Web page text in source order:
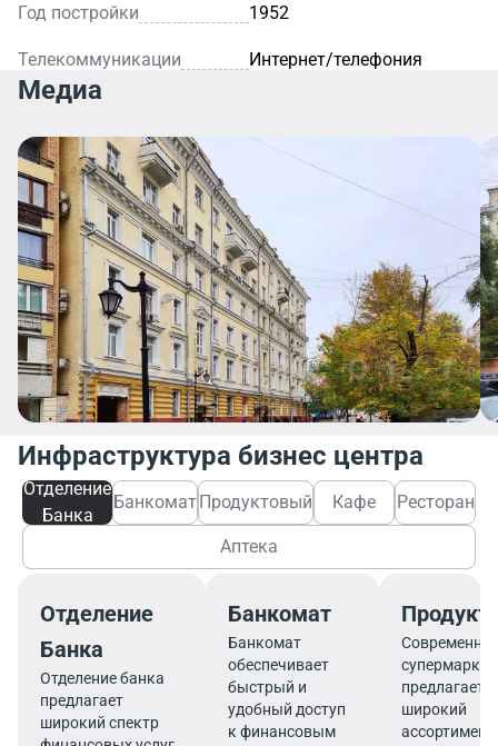
Год постройки 1952
Телекоммуникации Интернет/телефония
Медиа
Инфраструктура бизнес центра
Отделение
Банка
БанкоматПродуктовый Кафе Ресторан
Аптека
Отделение
Банка
Отделение банка
предлагает
широкий спектр
Банкомат
Банкомат
обеспечивает
быстрый и
удобный доступ
к финансовым
супермаркет
предлагает
широкий
ассортимент